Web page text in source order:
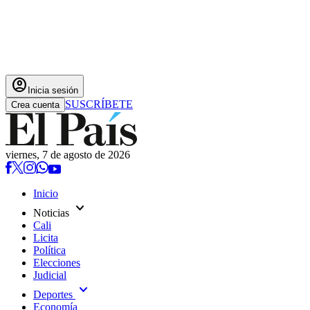
account_circle Inicia sesión
Crea cuenta SUSCRÍBETE
viernes, 7 de agosto de 2026
Inicio
Noticias expand_more
Cali
Licita
Política
Elecciones
Judicial
Deportes expand_more
Economía